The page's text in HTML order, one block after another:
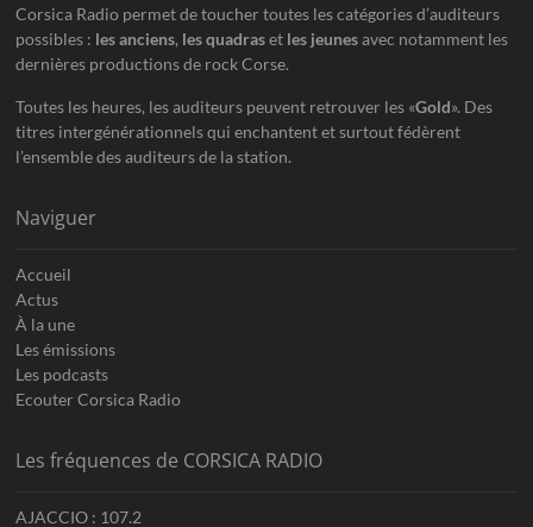
Corsica Radio permet de toucher toutes les catégories d’auditeurs
possibles : les anciens, les quadraset les jeunesavec notamment les
dernières productions de rock Corse.
Toutes les heures, les auditeurs peuvent retrouver les «Gold». Des
titres intergénérationnels qui enchantent et surtout fédèrent
l’ensemble des auditeurs de la station.
Naviguer
Accueil
Actus
À la une
Les émissions
Les podcasts
Ecouter Corsica Radio
Les fréquences de CORSICA RADIO
AJACCIO : 107.2